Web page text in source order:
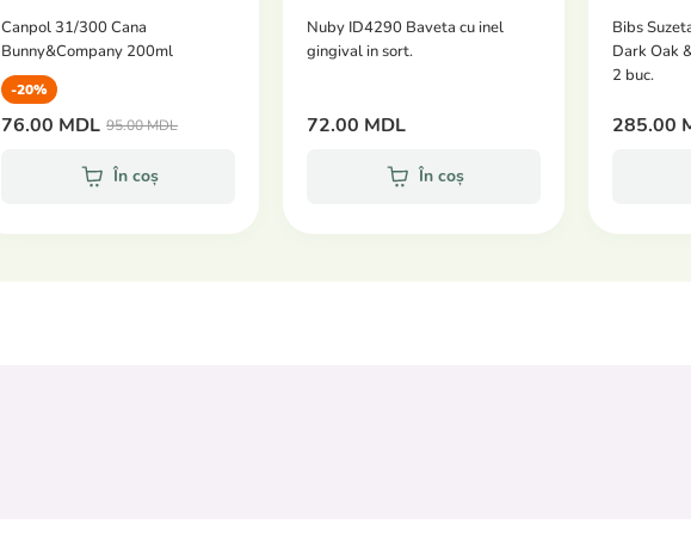
Canpol 31/300 Cana
Bunny&Company 200ml
-20%
76.00 MDL 95.00 MDL
În coș
Nuby ID4290 Baveta cu inel
gingival in sort.
72.00 MDL
În coș
Bibs
Dark Oak
2 buc.
285.00